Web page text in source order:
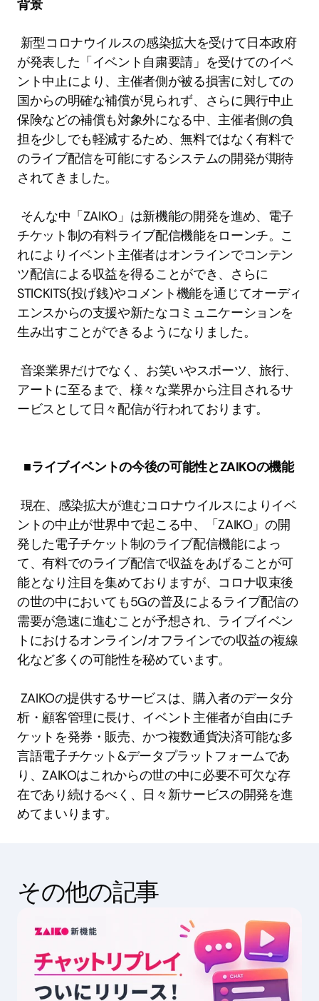
背景
が発表した「イベント自粛要請」を受けてのイベ
ント中止により、主催者側が被る損害に対しての
国からの明確な補償が見られず、さらに興行中止
保険などの補償も対象外になる中、主催者側の負
担を少しでも軽減するため、無料ではなく有料で
のライブ配信を可能にするシステムの開発が期待
されてきました。
チケット制の有料ライブ配信機能をローンチ。こ
れによりイベント主催者はオンラインでコンテン
ツ配信による収益を得ることができ、さらに
STICKITS(投げ銭)やコメント機能を通じてオーディ
エンスからの支援や新たなコミュニケーションを
生み出すことができるようになりました。
アートに至るまで、様々な業界から注目されるサ
ービスとして日々配信が行われております。
■ライブイベントの今後の可能性とZAIKOの機能
ントの中止が世界中で起こる中、「ZAIKO」の開
発した電子チケット制のライブ配信機能によっ
て、有料でのライブ配信で収益をあげることが可
能となり注目を集めておりますが、コロナ収束後
の世の中においても5Gの普及によるライブ配信の
需要が急速に進むことが予想され、ライブイベン
トにおけるオンライン/オフラインでの収益の複線
化など多くの可能性を秘めています。
析・顧客管理に長け、イベント主催者が自由にチ
ケットを発券・販売、かつ複数通貨決済可能な多
言語電子チケット&データプラットフォームであ
り、ZAIKOはこれからの世の中に必要不可欠な存
在であり続けるべく、日々新サービスの開発を進
めてまいります。
その他の記事